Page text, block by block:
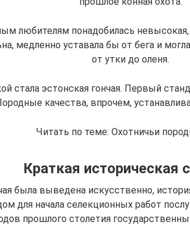
любителям понадобилась невысокая,
медленно уставала бы от бега и
от утки до оленя.
стала эстонская гончая. Первый
качества, впрочем,
Читать по теме: Охотничьи
Краткая историческая
была выведена искусственно,
для начала селекционных работ
прошлого столетия